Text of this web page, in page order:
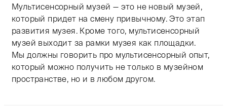
Мультисенсорный музей — это не новый музей,
который придет на смену привычному. Это этап
развития музея. Кроме того, мультисенсорный
музей выходит за рамки музея как площадки.
Мы должны говорить про мультисенсорный опыт,
который можно получить не только в музейном
пространстве, но и в любом другом.